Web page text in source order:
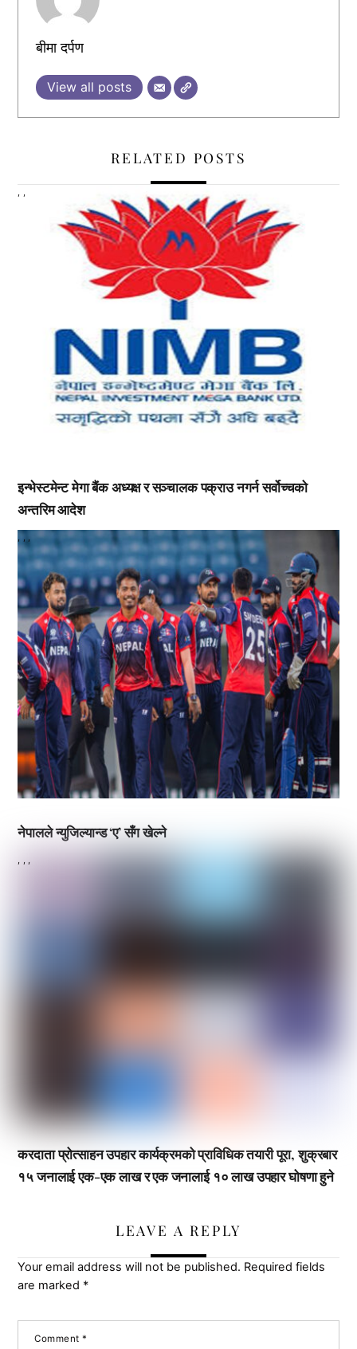
बीमा दर्पण
View all posts
RELATED POSTS
इन्भेस्टमेन्ट मेगा बैंक अध्यक्ष र सञ्चालक पक्राउ नगर्न सर्वोच्चको
अन्तरिम आदेश
,
नेपालले न्युजिल्यान्ड ‘ए’ सँग खेल्ने
करदाता प्रोत्साहन उपहार कार्यक्रमको प्राविधिक तयारी पूरा, शुक्रबार
१५ जनालाई एक-एक लाख र एक जनालाई १० लाख उपहार घोषणा हुने
LEAVE A REPLY
Your email address will not be published. Required fields
are marked *
Comment*